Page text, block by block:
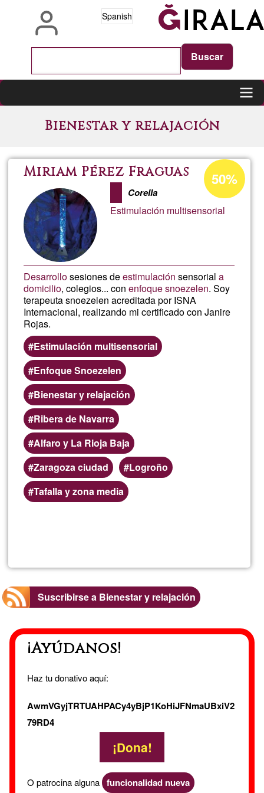
Spanish
navigation
Bienestar y relajación
Miriam Pérez Fraguas
Corella
Estimulación multisensorial
Desarrollosesiones deestimulación sensoriala
domicilio, colegios... conenfoque snoezelen. Soy
terapeuta snoezelen acreditada por ISNA
Internacional, realizando mi certificado con Janire
Rojas.
Estimulación multisensorial
Enfoque Snoezelen
Bienestar y relajación
Ribera de Navarra
Alfaro y La Rioja Baja
Zaragoza ciudad
Logroño
Tafalla y zona media
Porcentaje
de
aceptación
de
50%
Miriam
Pérez
Suscribirse a Bienestar y relajación
¡Ayúdanos!
Haz tu donativo aquí:
AwmVGyjTRTUAHPACy4yBjP1KoHiJFNmaUBxiV2
79RD4
¡Dona!
O patrocina alguna funcionalidad nueva